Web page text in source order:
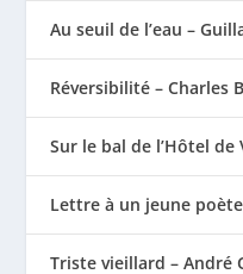
Au seuil de l’eau –
Réversibilité – Charles
Sur le bal de l’Hôtel
Lettre à un jeune
Triste vieillard – André